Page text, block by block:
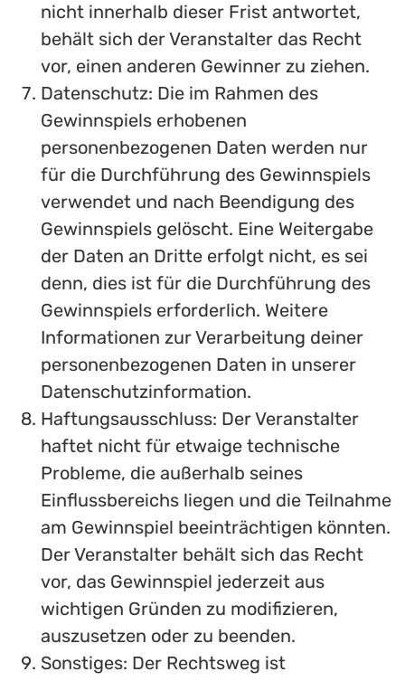
nicht innerhalb dieser Frist antwortet,
behält sich der Veranstalter das Recht
vor, einen anderen Gewinner zu ziehen.
Datenschutz: Die im Rahmen des
Gewinnspiels erhobenen
personenbezogenen Daten werden nur
für die Durchführung des Gewinnspiels
verwendet und nach Beendigung des
Gewinnspiels gelöscht. Eine Weitergabe
der Daten an Dritte erfolgt nicht, es sei
denn, dies ist für die Durchführung des
Gewinnspiels erforderlich. Weitere
Informationen zur Verarbeitung deiner
personenbezogenen Daten in unserer
Datenschutzinformation.
Haftungsausschluss: Der Veranstalter
haftet nicht für etwaige technische
Probleme, die außerhalb seines
Einflussbereichs liegen und die Teilnahme
am Gewinnspiel beeinträchtigen könnten.
Der Veranstalter behält sich das Recht
vor, das Gewinnspiel jederzeit aus
wichtigen Gründen zu modifizieren,
auszusetzen oder zu beenden.
Sonstiges: Der Rechtsweg ist